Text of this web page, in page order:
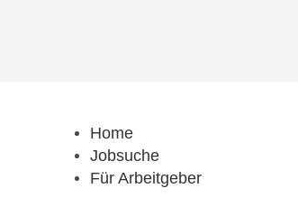
Home
Jobsuche
Für Arbeitgeber